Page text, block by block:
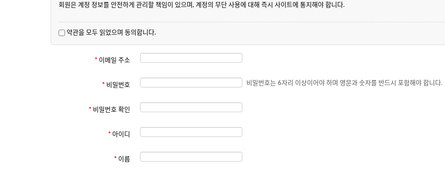
회원은 계정 정보를 안전하게 관리할 책임이 있으며, 계정의 무단 사용에 대해 즉시 사이트에 통지해야 합니다.
3. 사용자 콘텐츠
회원은 게시판에 글을 작성할 수 있습니다.
알림 수신 여부는 회원 설정 또는 앱 알림 설정에서 변경할 수 있습니다.
회원은 다음 행위를 해서는 안 됩니다:
불법적이거나 부적절한 콘텐츠의 게시
사이트의 정상적인 운영을 방해하는 행위
6. 부적절한 콘텐츠에 대한 조치
다른 이용자에게 불쾌감을 주는 콘텐츠 또는 게시판 성격에 맞지 않는 콘텐츠를 게시하는 경우, 해당 콘텐츠는 관리자에 의해 사전 통보 없이 삭제될
약관을 모두 읽었으며 동의합니다.
* 이메일 주소
* 비밀번호 비밀번호는 6자리 이상이어야 하며 영문과 숫자를 반드시 포함해야 합니다.
* 비밀번호 확인
*아이디
* 이름